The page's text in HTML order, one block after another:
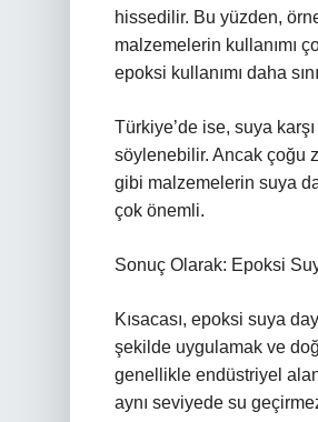
hissedilir. Bu yüzden,
malzemelerin kullanımı
epoksi kullanımı daha
Türkiye’de ise, suya
söylenebilir. Ancak çoğu
gibi malzemelerin suya
çok önemli.
Sonuç Olarak: Epoksi
Kısacası, epoksi suya
şekilde uygulamak ve
genellikle endüstriyel
aynı seviyede su